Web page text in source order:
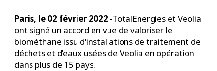
Paris, le 02 février 2022 -TotalEnergies et Veolia
ont signé un accord en vue de valoriser le
biométhane issu d‘installations de traitement de
déchets et d’eaux usées de Veolia en opération
dans plus de 15 pays.